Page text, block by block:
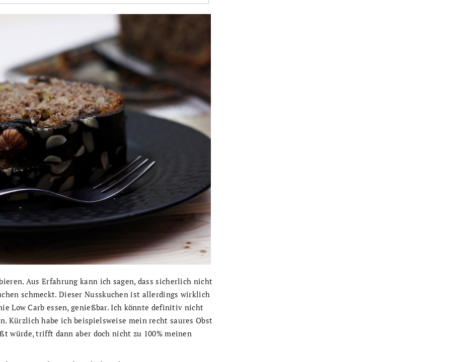
Aus Erfahrung kann ich sagen, dass sicherlich nicht
schmeckt. Dieser Nusskuchen ist allerdings wirklich
Low Carb essen, genießbar. Ich könnte definitiv nicht
Kürzlich habe ich beispielsweise mein recht saures Obst
würde, trifft dann aber doch nicht zu 100% meinen